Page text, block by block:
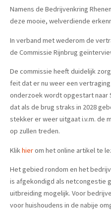
Namens de Bedrijvenkring
deze mooie, welverdiende
In verband met wederom de
de Commissie Rijnbrug
De commissie heeft duidelijk
feit dat er nu weer een
onderzoek wordt opgestart naar
dat als de brug straks in 2028
stekker er weer uitgaat i.v.m. de
op zullen treden.
Klikhierom het online artikel te
Het gebied rondom en het
is afgekondigd als netcongestie
uitbreiding mogelijk. Voor
voor huishoudens in de nabije